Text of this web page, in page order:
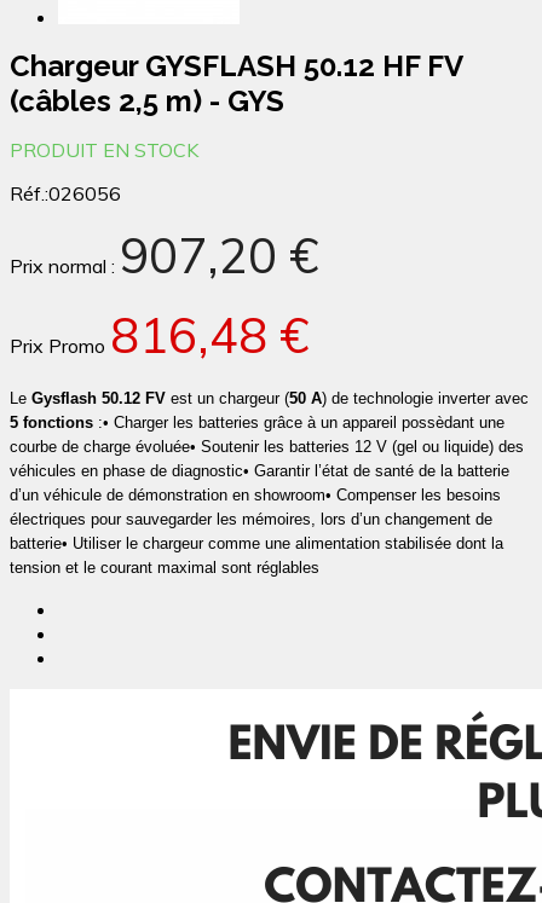
Chargeur GYSFLASH 50.12 HF FV
(câbles 2,5 m) - GYS
PRODUIT EN STOCK
Réf.:026056
Prix normal : 907,20 €
Prix Promo 816,48 €
Le Gysflash 50.12 FV est un chargeur (50 A) de technologie inverter avec
5 fonctions :• Charger les batteries grâce à un appareil possèdant une
courbe de charge évoluée• Soutenir les batteries 12 V (gel ou liquide) des
véhicules en phase de diagnostic• Garantir l’état de santé de la batterie
d’un véhicule de démonstration en showroom• Compenser les besoins
électriques pour sauvegarder les mémoires, lors d’un changement de
batterie• Utiliser le chargeur comme une alimentation stabilisée dont la
tension et le courant maximal sont réglables